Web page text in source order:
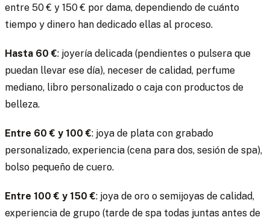
entre 50 € y 150 € por dama, dependiendo de cuánto
tiempo y dinero han dedicado ellas al proceso.
Hasta 60 €: joyería delicada (pendientes o pulsera que
puedan llevar ese día), neceser de calidad, perfume
mediano, libro personalizado o caja con productos de
belleza.
Entre 60 € y 100 €: joya de plata con grabado
personalizado, experiencia (cena para dos, sesión de spa),
bolso pequeño de cuero.
Entre 100 € y 150 €: joya de oro o semijoyas de calidad,
experiencia de grupo (tarde de spa todas juntas antes de